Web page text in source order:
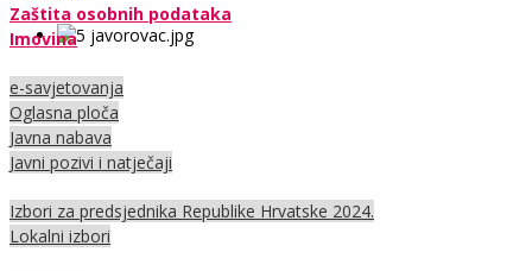
Zaštita osobnih podataka
Imovina
e-savjetovanja
Oglasna ploča
Javna nabava
Javni pozivi i natječaji
Izbori za predsjednika Republike Hrvatske 2024.
Lokalni izbori